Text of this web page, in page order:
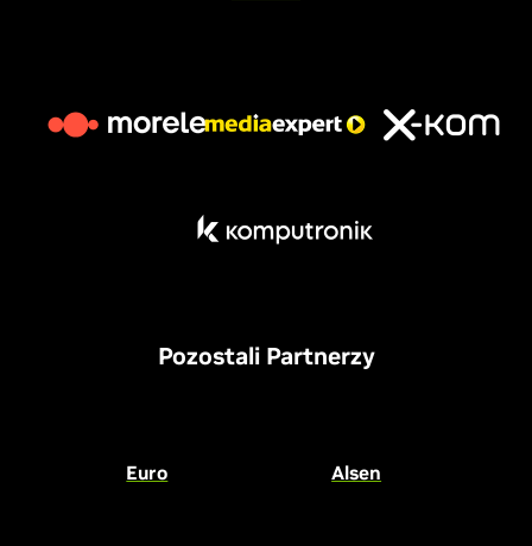
Pozostali Partnerzy
Euro Alsen